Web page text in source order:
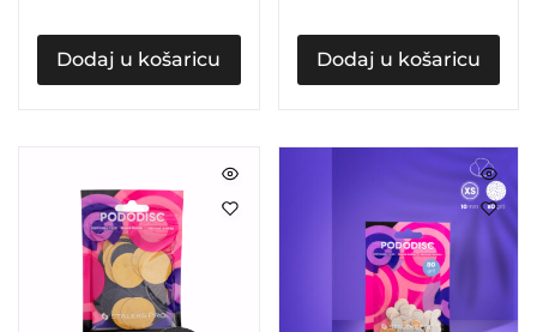
Dodaj u košaricu Dodaj u košaricu